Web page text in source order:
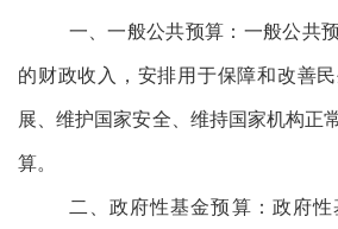
一、一般公共预算： 一般公共
的财政收入，安排用于保障和改善
展、维护国家安全、维持国家机构正
算。
二、政府性基金预算： 政府性